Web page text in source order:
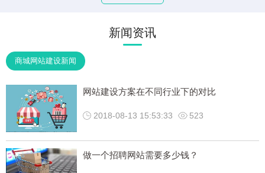
新闻资讯
商城网站建设新闻
网站建设方案在不同行业下的对比
2018-08-13 15:53:33 523
做一个招聘网站需要多少钱？